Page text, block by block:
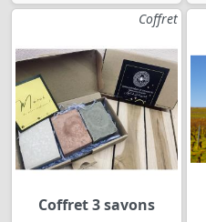
Coffret
Coffret 3 savons